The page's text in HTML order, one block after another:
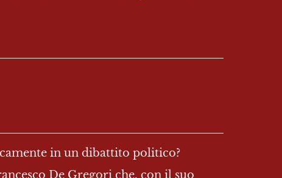
in un dibattito politico?
De Gregori che, con il suo